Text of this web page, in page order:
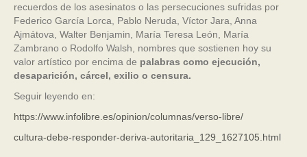
recuerdos de los asesinatos o las persecuciones sufridas por
Federico García Lorca, Pablo Neruda, Víctor Jara, Anna
Ajmátova, Walter Benjamin, María Teresa León, María
Zambrano o Rodolfo Walsh, nombres que sostienen hoy su
valor artístico por encima de palabras como ejecución,
desaparición, cárcel, exilio o censura.
Seguir leyendo en:
https://www.infolibre.es/opinion/columnas/verso-libre/
cultura-debe-responder-deriva-autoritaria_129_1627105.html